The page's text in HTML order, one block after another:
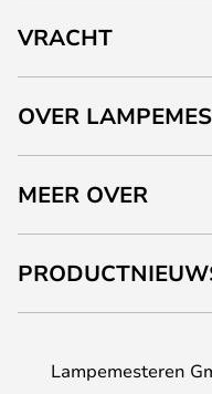
VRACHT
OVER
MEER OVER
Lampemesteren